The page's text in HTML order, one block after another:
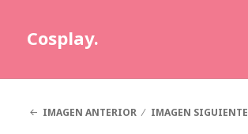
Cosplay.
IMAGEN ANTERIOR
IMAGEN SIGUIENTE